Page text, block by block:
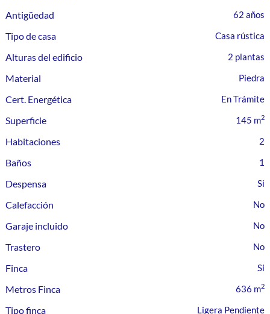
Antigüedad
62 años
Tipo de casa Casa rústica
Alturas del edificio 2 plantas
Material Piedra
Cert. Energética En Trámite
Superficie 145 m2
Habitaciones 2
Baños 1
Despensa
Calefacción
Garaje incluido
Trastero
Finca
Metros Finca
636 m2
Tipo finca Ligera Pendiente